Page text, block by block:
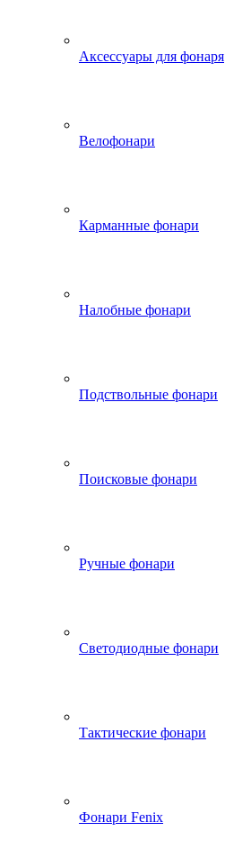
Аксессуары для фонаря
Велофонари
Карманные фонари
Налобные фонари
Подствольные фонари
Поисковые фонари
Ручные фонари
Светодиодные фонари
Тактические фонари
Фонари Fenix